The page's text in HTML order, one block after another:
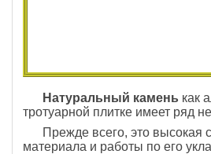
Натуральный камень как
тротуарной плитке имеет ряд
Прежде всего, это высокая
материала и работы по его